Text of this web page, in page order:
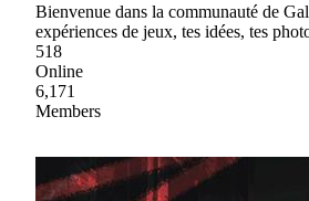
Bienvenue dans la communauté de
expériences de jeux, tes idées, tes
518
Online
6,171
Members